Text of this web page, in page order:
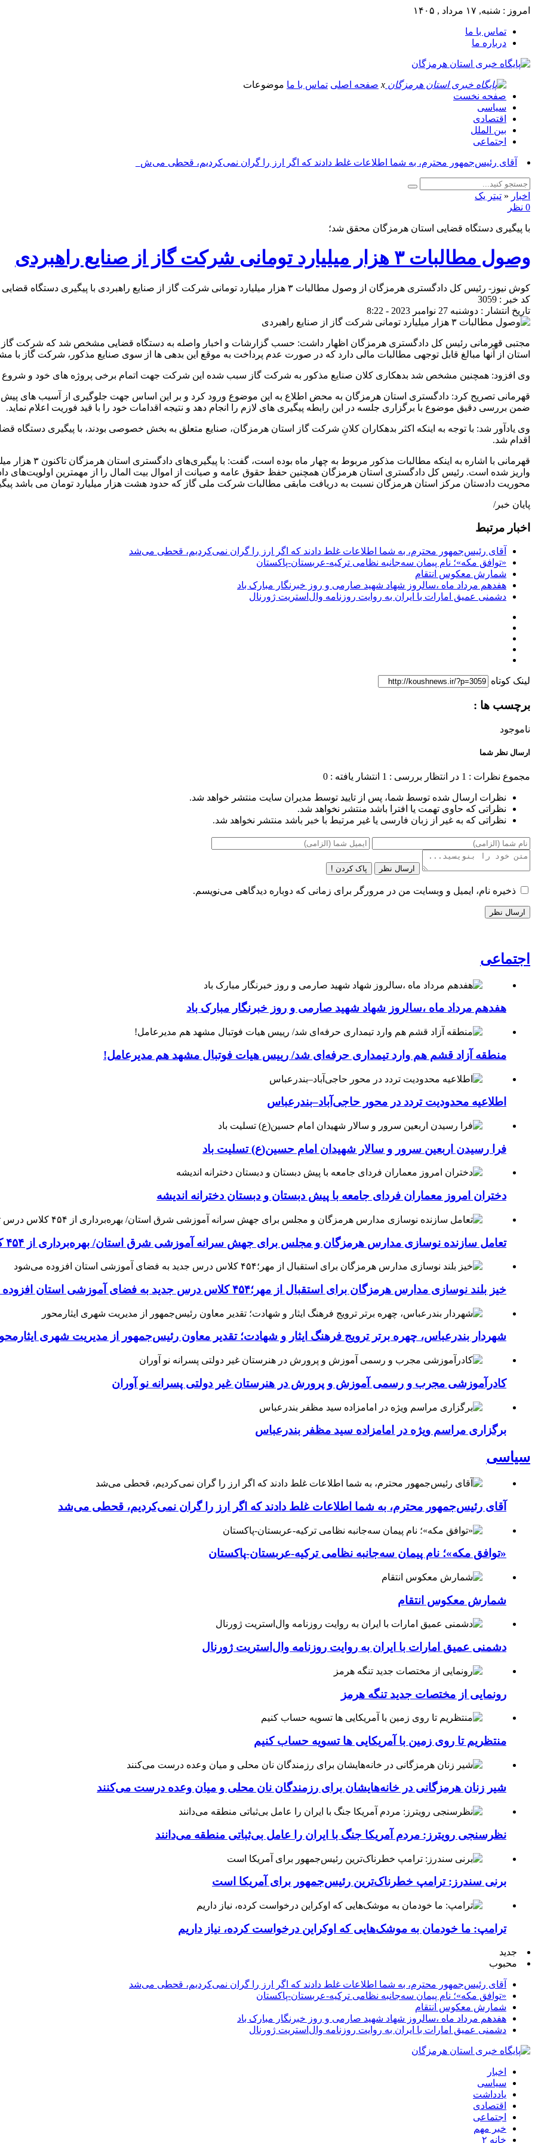
امروز : شنبه, ۱۷ مرداد , ۱۴۰۵
تماس با ما
درباره ما
x صفحه اصلی تماس با ما موضوعات
صفحه نخست
سیاسی
اقتصادی
بین الملل
اجتماعی
آقای رئیس‌جمهور محترم، به شما اطلاعات غلط دادند که اگر ارز را گران نمی‌کردیم، قحطی می‌شد_
اخبار « تیتر یک
0 نظر
با پیگیری دستگاه قضایی استان هرمزگان محقق شد؛
وصول مطالبات ۳ هزار میلیارد تومانی شرکت گاز از صنایع راهبردی
کوش نیوز- رئیس کل دادگستری هرمزگان از وصول مطالبات ۳ هزار میلیارد تومانی شرکت گاز از صنایع راهبردی با پیگیری دستگاه قضایی خبر داد.
کد خبر : 3059
تاریخ انتشار : دوشنبه 27 نوامبر 2023 - 8:22
مجتبی قهرمانی رئیس کل دادگستری هرمزگان اظهار داشت: حسب گزارشات و اخبار واصله به دستگاه قضایی مشخص شد که شرکت گاز
استان از آنها مبالغ قابل توجهی مطالبات مالی دارد که در صورت عدم پرداخت به موقع این بدهی ها از سوی صنایع مذکور، شرکت
وی افزود: همچنین مشخص شد بدهکاری کلان صنایع مذکور به شرکت گاز سبب شده این شرکت جهت اتمام برخی پروژه های خود و
قهرمانی تصریح کرد: دادگستری استان هرمزگان به محض اطلاع به این موضوع ورود کرد و بر این اساس جهت جلوگیری از آسیب های پیش
ضمن بررسی دقیق موضوع با برگزاری جلسه در این رابطه پیگیری های لازم را انجام دهد و نتیجه اقدامات خود را با قید فوریت اعلام نماید.
وی یادآور شد: با توجه به اینکه اکثر بدهکاران کلانِ شرکت گاز استان هرمزگان، صنایع متعلق به بخش خصوصی بودند، با پیگیری دستگاه
اقدام شد.
قهرمانی با اشاره
واریز شده است. رئیس کل دادگستری استان هرمزگان همچنین حفظ حقوق عامه و صیانت از اموال بیت المال را از مهمترین اولویت‌های
محوریت دادستان مرکز استان هرمزگان نسبت به دریافت مابقی مطالبات شرکت ملی گاز که حدود هشت هزار میلیارد تومان می باشد
پایان خبر/
اخبار مرتبط
آقای رئیس‌جمهور محترم، به شما اطلاعات غلط دادند که اگر ارز را گران نمی‌کردیم، قحطی می‌شد
«توافق مکه»؛ نام پیمان سه‌جانبه نظامی ترکیه-عربستان-پاکستان
شمارش معکوس انتقام
هفدهم مرداد ماه ،سالروز شهاد شهید صارمی و روز خبرنگار مبارک باد
دشمنی عمیق امارات با ایران به روایت روزنامه وال‌استریت ژورنال
لینک کوتاه
برچسب ها :
ناموجود
ارسال نظر شما
مجموع نظرات : 1 در انتظار بررسی : 1 انتشار یافته : 0
نظرات ارسال شده توسط شما، پس از تایید توسط مدیران سایت منتشر خواهد شد.
نظراتی که حاوی تهمت یا افترا باشد منتشر نخواهد شد.
نظراتی که به غیر از زبان فارسی یا غیر مرتبط با خبر باشد منتشر نخواهد شد.
ارسال نظر پاک کردن !
ذخیره نام، ایمیل و وبسایت من در مرورگر برای زمانی که دوباره دیدگاهی می‌نویسم.
اجتماعی
هفدهم مرداد ماه ،سالروز شهاد شهید صارمی و روز خبرنگار مبارک باد
منطقه آزاد قشم هم وارد تیمداری حرفه‌ای شد/ رییس هیات فوتبال مشهد هم مدیرعامل!
اطلاعیه محدودیت تردد در محور حاجی‌آباد–بندرعباس
فرا رسیدن اربعین سرور و سالار شهیدان امام حسین(ع) تسلیت باد
دختران امروز معماران فردای جامعه با پیش دبستان و دبستان دخترانه اندیشه
تعامل سازنده نوسازی مدارس هرمزگان و مجلس برای جهش سرانه آموزشی شرق استان/ بهره‌برداری از ۴۵۴ کلاس درس تا مهرماه
خیز بلند نوسازی مدارس هرمزگان برای استقبال از مهر؛۴۵۴ کلاس درس جدید به فضای آموزشی استان افزوده می‌شود
شهردار بندرعباس، چهره برتر ترویج فرهنگ ایثار و شهادت؛ تقدیر معاون رئیس‌جمهور از مدیریت شهری
کادرآموزشی مجرب و رسمی آموزش و پرورش در هنرستان غیر دولتی پسرانه نو آوران
برگزاری مراسم ویژه در امامزاده سید مظفر بندرعباس
سیاسی
آقای رئیس‌جمهور محترم، به شما اطلاعات غلط دادند که اگر ارز را گران نمی‌کردیم، قحطی می‌شد
«توافق مکه»؛ نام پیمان سه‌جانبه نظامی ترکیه-عربستان-پاکستان
شمارش معکوس انتقام
دشمنی عمیق امارات با ایران به روایت روزنامه وال‌استریت ژورنال
رونمایی از مختصات جدید تنگه هرمز
منتظریم تا روی زمین با آمریکایی ها تسویه حساب کنیم
شیر زنان هرمزگانی در خانه‌هایشان برای رزمندگان نان محلی و میان وعده درست می‌کنند
نظرسنجی رویترز: مردم آمریکا جنگ با ایران را عامل بی‌ثباتی منطقه می‌دانند
برنی سندرز: ترامپ خطرناک‌ترین رئیس‌جمهور برای آمریکا است
ترامپ: ما خودمان به موشک‌هایی که اوکراین درخواست کرده، نیاز داریم
جدید
محبوب
آقای رئیس‌جمهور محترم، به شما اطلاعات غلط دادند که اگر ارز را گران نمی‌کردیم، قحطی می‌شد
«توافق مکه»؛ نام پیمان سه‌جانبه نظامی ترکیه-عربستان-پاکستان
شمارش معکوس انتقام
هفدهم مرداد ماه ،سالروز شهاد شهید صارمی و روز خبرنگار مبارک باد
دشمنی عمیق امارات با ایران به روایت روزنامه وال‌استریت ژورنال
اخبار
سیاسی
یادداشت
اقتصادی
اجتماعی
خبر مهم
خانه ۲